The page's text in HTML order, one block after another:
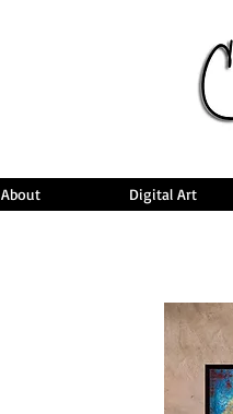
About Digital Art